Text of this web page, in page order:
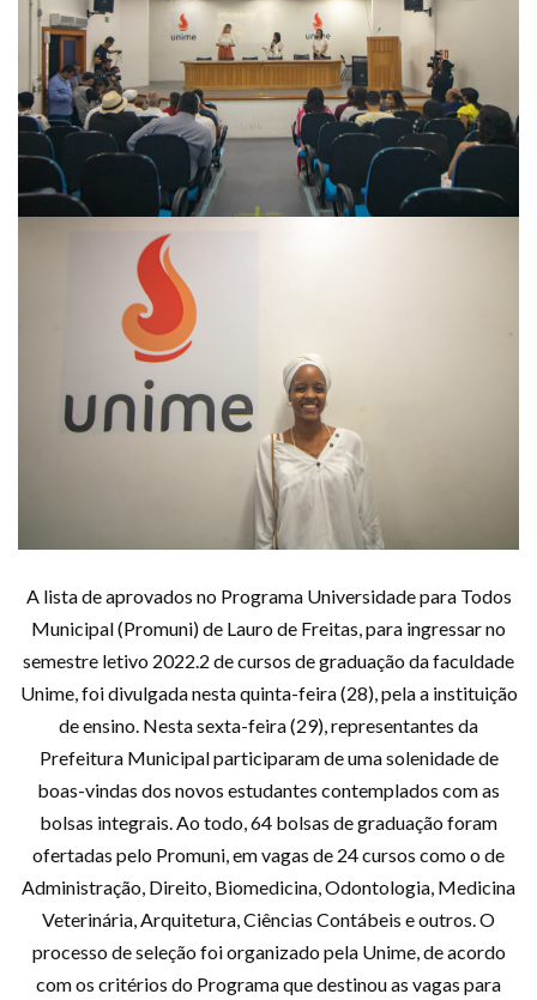
A lista de aprovados no Programa Universidade para Todos
Municipal (Promuni) de Lauro de Freitas, para ingressar no
semestre letivo 2022.2 de cursos de graduação da faculdade
Unime, foi divulgada nesta quinta-feira (28), pela a instituição
de ensino. Nesta sexta-feira (29), representantes da
Prefeitura Municipal participaram de uma solenidade de
boas-vindas dos novos estudantes contemplados com as
bolsas integrais. Ao todo, 64 bolsas de graduação foram
ofertadas pelo Promuni, em vagas de 24 cursos como o de
Administração, Direito, Biomedicina, Odontologia, Medicina
Veterinária, Arquitetura, Ciências Contábeis e outros. O
processo de seleção foi organizado pela Unime, de acordo
com os critérios do Programa que destinou as vagas para